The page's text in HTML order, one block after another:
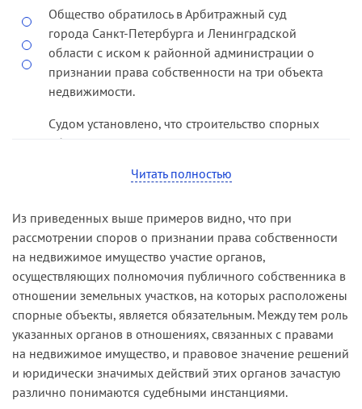
следующего.
Общество с ограниченной ответственностью
является арендатором земельного участка, на
котором расположена спорная постройка,
договор аренды заключен на длительный срок.
В силу положений статьи 222 ГК РФ признание
непосредственно связано с правами
признание права собственности на
самовольную постройку влечет изменение прав
и обязанностей законного пользователя таким
земельным участком. Разрешение вопроса о
праве собственности на самовольную постройку
без участия законного пользователя земельным
участком нарушает права этого лица (
дело №
А56-40503/04 ).
Общество обратилось в Арбитражный суд
города Санкт-Петербурга и Ленинградской
области с иском к районной администрации о
признании права собственности на три объекта
недвижимости.
Судом установлено, что строительство спорных
объектов осуществлялось истцом в период с
отведенном распоряжением районной
производства по изготовлению нестандартного
оборудования. В соответствии с указанным
распоряжением земельный участок был
предоставлен истцу во временное пользование
на три года.
Решением суда исковые требования были
удовлетворены.
Постановлением апелляционного суда решение
оставлено без изменения.
Читать полностью
Из приведенных выше примеров видно, что при
рассмотрении споров о признании права собственности
на недвижимое имущество участие органов,
осуществляющих полномочия публичного собственника в
отношении земельных участков, на которых расположены
спорные объекты, является обязательным. Между тем роль
указанных органов в отношениях, связанных с правами
на недвижимое имущество, и правовое значение решений
и юридически значимых действий этих органов зачастую
различно понимаются судебными инстанциями.